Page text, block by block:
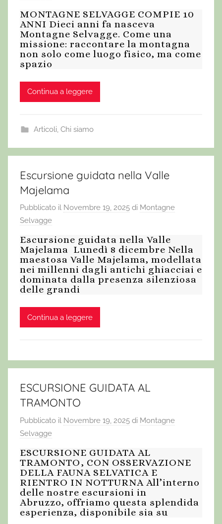
MONTAGNE SELVAGGE COMPIE 10
ANNI Dieci anni fa nasceva
Montagne Selvagge. Come una
missione: raccontare la montagna
non solo come luogo fisico, ma come
spazio
Continua a leggere
Articoli Chi siamo
Escursione guidata nella Valle
Majelama
Pubblicato il Novembre 19, 2025 di Montagne
Selvagge
Escursione guidata nella Valle
Majelama Lunedì 8 dicembre Nella
maestosa Valle Majelama, modellata
nei millenni dagli antichi ghiacciai e
dominata dalla presenza silenziosa
delle grandi
Continua a leggere
ESCURSIONE GUIDATA AL
TRAMONTO
Pubblicato il Novembre 19, 2025 di Montagne
Selvagge
ESCURSIONE GUIDATA AL
TRAMONTO, CON OSSERVAZIONE
DELLA FAUNA SELVATICA E
RIENTRO IN NOTTURNA All’interno
delle nostre escursioni in
Abruzzo, offriamo questa splendida
esperienza, disponibile sia su